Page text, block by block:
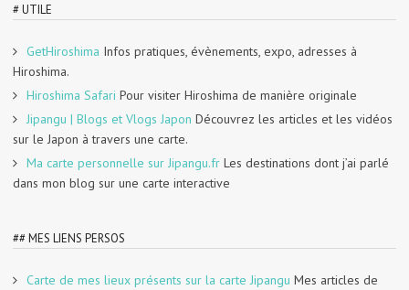
# UTILE
GetHiroshima Infos pratiques, évènements, expo, adresses à
Hiroshima.
Hiroshima Safari Pour visiter Hiroshima de manière originale
Jipangu | Blogs et Vlogs Japon Découvrez les articles et les vidéos
sur le Japon à travers une carte.
Ma carte personnelle sur Jipangu.fr Les destinations dont j’ai parlé
dans mon blog sur une carte interactive
## MES LIENS PERSOS
Carte de mes lieux présents sur la carte Jipangu Mes articles de